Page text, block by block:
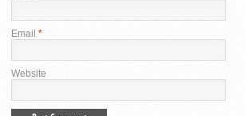
Email *
Website